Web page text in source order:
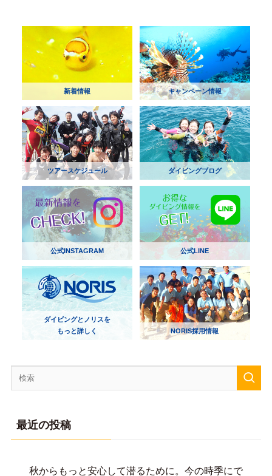
新着情報 キャンペーン情報
ツアースケジュール ダイビングブログ
公式INSTAGRAM 公式LINE
ダイビングとノリスを
もっと詳しく
NORIS採用情報
最近の投稿
秋からもっと安心して潜るために。今の時季にで